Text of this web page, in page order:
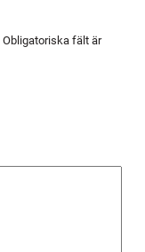
Obligatoriska fält är